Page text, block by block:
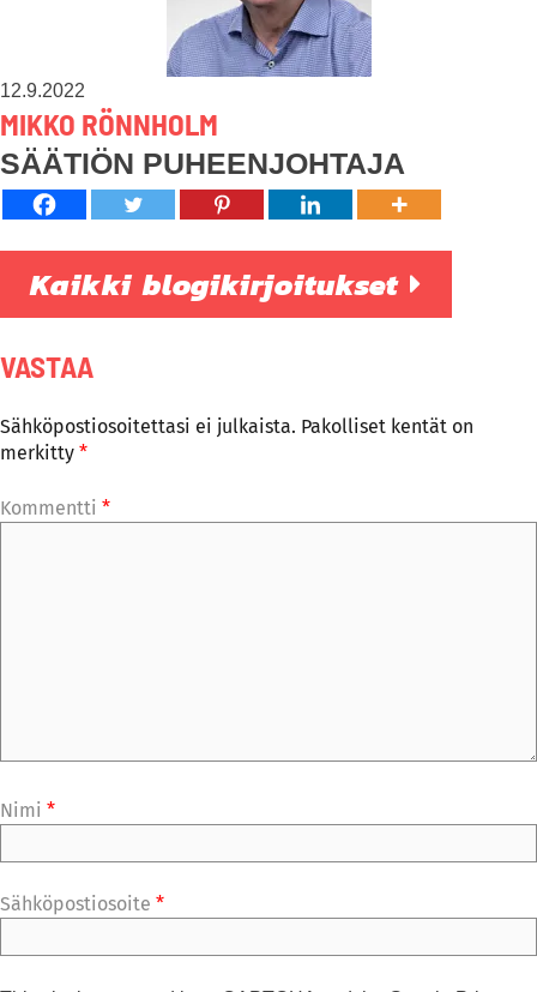
12.9.2022
MIKKO RÖNNHOLM
SÄÄTIÖN PUHEENJOHTAJA
Kaikki blogikirjoitukset
VASTAA
Sähköpostiosoitettasi ei julkaista. Pakolliset kentät on
merkitty *
Kommentti *
Nimi *
Sähköpostiosoite *